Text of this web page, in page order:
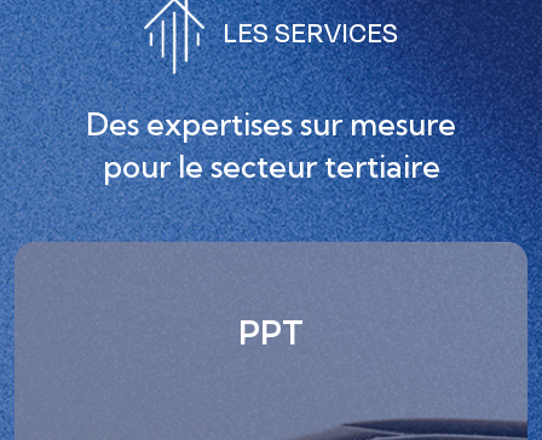
LES SERVICES
Des expertises sur mesure
pour le secteur tertiaire
PPT